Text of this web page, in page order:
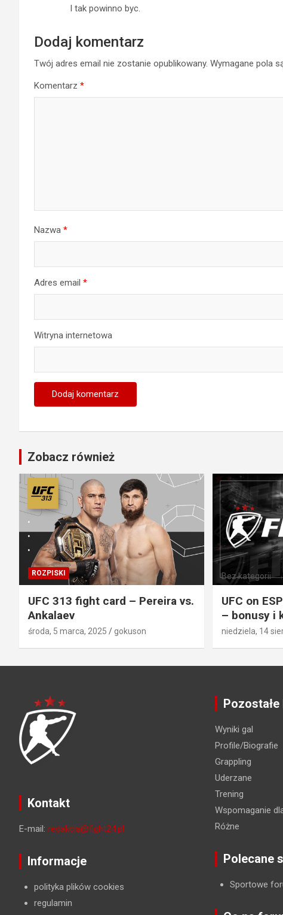
I tak powinno byc.
Dodaj komentarz
Twój adres email nie zostanie opublikowany. Wymagane pola
Komentarz *
Nazwa *
Adres email *
Witryna internetowa
Zobacz również
ROZPISKI
UFC 313 fight card – Pereira vs.
Ankalaev
środa, 5 marca, 2025 gokuson
Bez kategorii
UFC on
– bonusy i
niedziela, 14
Kontakt
E-mail: redakcja@fight24.pl
Informacje
polityka plików cookies
regulamin
Wyniki gal
Profile/Biografie
Grappling
Uderzane
Trening
Wspomaganie
Różne
Polecane
Sportowe